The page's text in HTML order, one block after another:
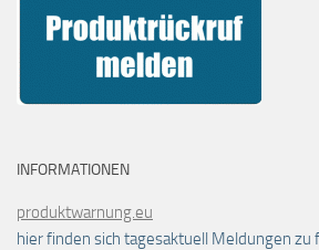
INFORMATIONEN
produktwarnung.eu
hier finden sich tagesaktuell Meldungen zu